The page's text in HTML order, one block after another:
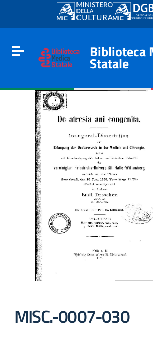
Go to content
Go to the navigation menu
Go to the footer
Toggle navigation
Biblioteca
Statale
MISC.-0007-030